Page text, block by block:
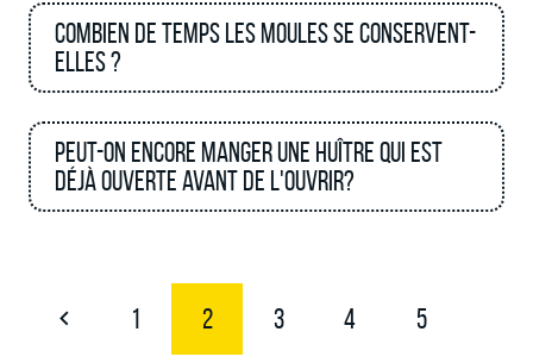
Combien de temps les moules se conservent-
elles ?
Peut-on encore manger une huître qui est
déjà ouverte avant de l'ouvrir?
1 2 3 4 5